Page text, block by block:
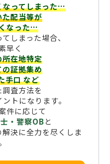
なってしまった…
配当等が
なった…
しまった場合、
早く
在地特定
証拠集め
手口など
査方法を
トになります。
件に応じて
・警察OBと
決に全力を尽くしま